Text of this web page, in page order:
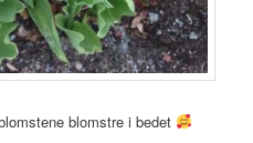
blomstre i bedet